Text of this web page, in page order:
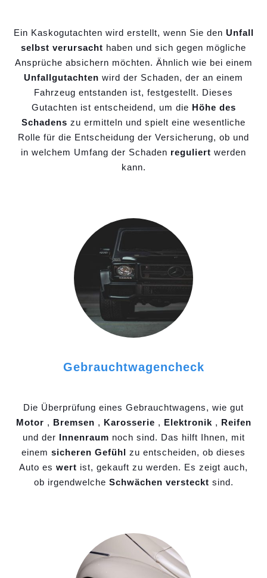
Ein Kaskogutachten wird erstellt, wenn Sie den Unfall
selbst verursacht haben und sich gegen mögliche
Ansprüche absichern möchten. Ähnlich wie bei einem
Unfallgutachten wird der Schaden, der an einem
Fahrzeug entstanden ist, festgestellt. Dieses
Gutachten ist entscheidend, um die Höhe des
Schadens zu ermitteln und spielt eine wesentliche
Rolle für die Entscheidung der Versicherung, ob und
in welchem Umfang der Schaden reguliert werden
kann.
Gebrauchtwagencheck
Die Überprüfung eines Gebrauchtwagens, wie gut
Motor , Bremsen , Karosserie , Elektronik , Reifen
und der Innenraum noch sind. Das hilft Ihnen, mit
einem sicheren Gefühl zu entscheiden, ob dieses
Auto es wert ist, gekauft zu werden. Es zeigt auch,
ob irgendwelche Schwächen versteckt sind.